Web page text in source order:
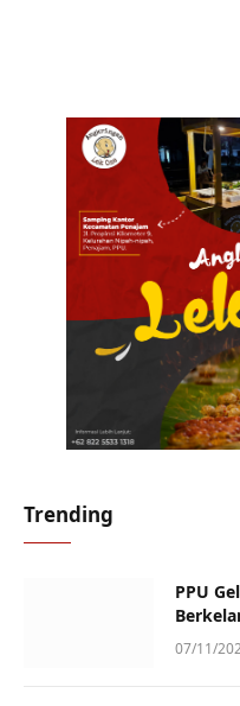
Trending
PPU
dan
07/11/